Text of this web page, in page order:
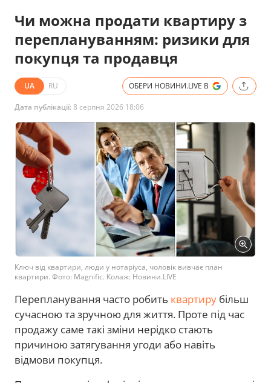
Чи можна продати квартиру з
переплануванням: ризики для
покупця та продавця
UA RU ОБЕРИ НОВИНИ.LIVE В
Дата публікації:8 серпня 2026 18:06
Ключ від квартири, люди у нотаріуса, чоловік вивчає план
квартири. Фото: Magnific. Колаж: Новини.LIVE
Перепланування часто робить квартиру більш
сучасною та зручною для життя. Проте під час
продажу саме такі зміни нерідко стають
причиною затягування угоди або навіть
відмови покупця.